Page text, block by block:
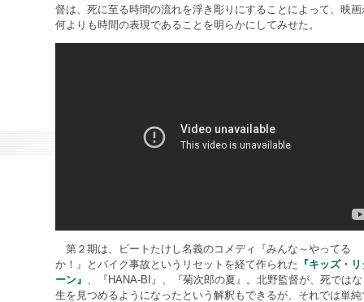
督は、死に至る時間の流れを浮き彫りにすることによって、映画
何よりも時間の表現であることを明らかにしてみせた。
第２期は、ビートたけし名義のコメディ『みんな～やってる
か！』とバイク事故というリセットを経て作られた 『キッズ・
ーン』 、『HANA-BI』、『菊次郎の夏』。北野監督が、死では
生を見つめるようになったという解釈もできるが、それでは単純